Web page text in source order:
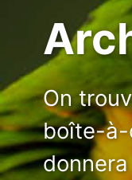
On
boîte-à-